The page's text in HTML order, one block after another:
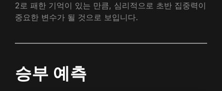
2로 패한 기억이 있는 만큼, 심리적으로 초반 집중력이
중요한 변수가 될 것으로 보입니다.
승부 예측